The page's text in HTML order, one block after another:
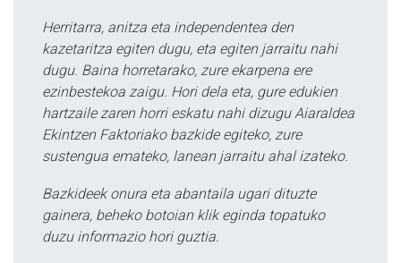
Herritarra, anitza eta independentea den
kazetaritza egiten dugu, eta egiten jarraitu nahi
dugu. Baina horretarako, zure ekarpena ere
ezinbestekoa zaigu. Hori dela eta, gure edukien
hartzaile zaren horri eskatu nahi dizugu Aiaraldea
Ekintzen Faktoriako bazkide egiteko, zure
sustengua emateko, lanean jarraitu ahal izateko.
Bazkideek onura eta abantaila ugari dituzte
gainera, beheko botoian klik eginda topatuko
duzu informazio hori guztia.